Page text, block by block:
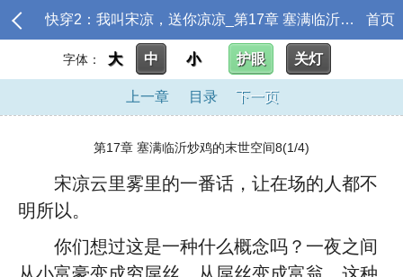
快穿2：我叫宋凉，送你凉凉_第17章 塞满临沂炒鸡的末世空间8 首页
字体： 大 中 小 护眼 关灯
上一章 目录 下一页
第17章 塞满临沂炒鸡的末世空间8(1/4)
宋凉云里雾里的一番话，让在场的人都不
明所以。
你们想过这是一种什么概念吗？一夜之间